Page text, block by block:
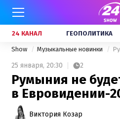
24 КАНАЛ ГЕОПОЛИТИКА
Show Музыкальные новинки
25 января, 20:30 2
Румыния не
в Евровидении-
Виктория Козар